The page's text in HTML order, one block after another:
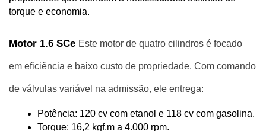
torque e economia.
Motor 1.6 SCe Este motor de quatro cilindros é focado
em eficiência e baixo custo de propriedade. Com comando
de válvulas variável na admissão, ele entrega:
Potência: 120 cv com etanol e 118 cv com gasolina.
Torque: 16,2 kgf.m a 4.000 rpm.